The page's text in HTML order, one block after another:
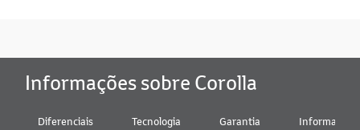
Informações sobre Corolla
Diferenciais Tecnologia Garantia Informações